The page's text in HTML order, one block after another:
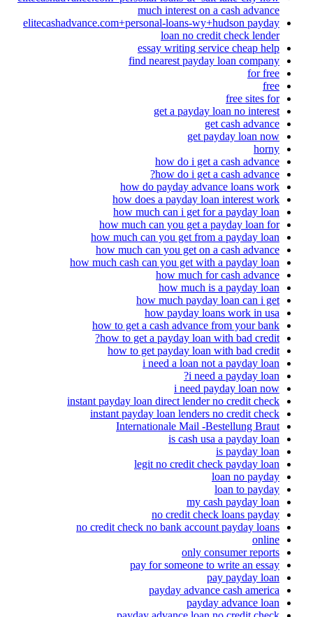
much interest on a cash advance
elitecashadvance.com+personal-loans-wy+hudson payday
loan no credit check lender
essay writing service cheap help
find nearest payday loan company
for free
free
free sites for
get a payday loan no interest
get cash advance
get payday loan now
horny
how do i get a cash advance
how do i get a cash advance?
how do payday advance loans work
how does a payday loan interest work
how much can i get for a payday loan
how much can you get a payday loan for
how much can you get from a payday loan
how much can you get on a cash advance
how much cash can you get with a payday loan
how much for cash advance
how much is a payday loan
how much payday loan can i get
how payday loans work in usa
how to get a cash advance from your bank
how to get a payday loan with bad credit?
how to get payday loan with bad credit
i need a loan not a payday loan
i need a payday loan?
i need payday loan now
instant payday loan direct lender no credit check
instant payday loan lenders no credit check
Internationale Mail -Bestellung Braut
is cash usa a payday loan
is payday loan
legit no credit check payday loan
loan no payday
loan to payday
my cash payday loan
no credit check loans payday
no credit check no bank account payday loans
online
only consumer reports
pay for someone to write an essay
pay payday loan
payday advance cash america
payday advance loan